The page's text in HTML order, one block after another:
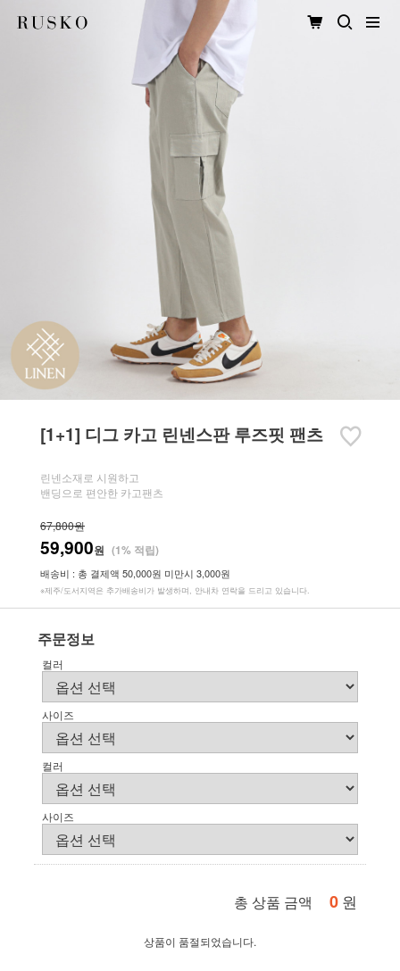
[1+1] 디그 카고 린넨스판 루즈핏 팬츠
린넨소재로 시원하고
밴딩으로 편안한 카고팬츠
67,800원
59,900원 (1% 적립)
배송비 : 총 결제액 50,000원 미만시 3,000원
※제주/도서지역은 추가배송비가 발생하며, 안내차 연락을 드리고 있습니다.
주문정보
컬러
사이즈
컬러
사이즈
총 상품 금액 0 원
상품이 품절되었습니다.